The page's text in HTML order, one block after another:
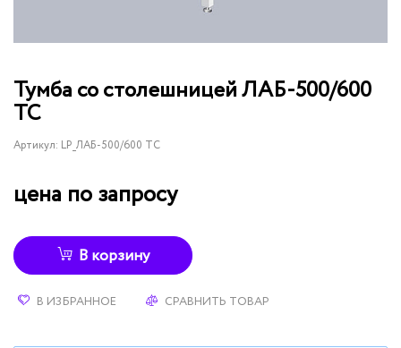
Тумба со столешницей ЛАБ-500/600
ТС
Артикул: LP_ЛАБ-500/600 ТС
цена по запросу
В корзину
В ИЗБРАННОЕ СРАВНИТЬ ТОВАР